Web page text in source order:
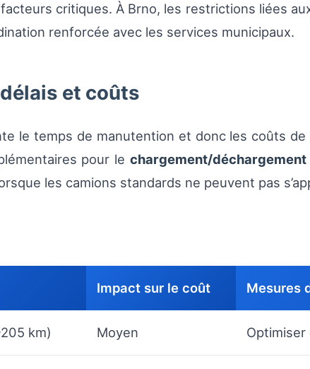
critiques. À Brno, les restrictions liées
renforcée avec les services municipaux.
et coûts
le temps de manutention et donc les coûts
pour le chargement/déchargement
les camions standards ne peuvent pas
Impact sur le coût Mesures
km) Moyen